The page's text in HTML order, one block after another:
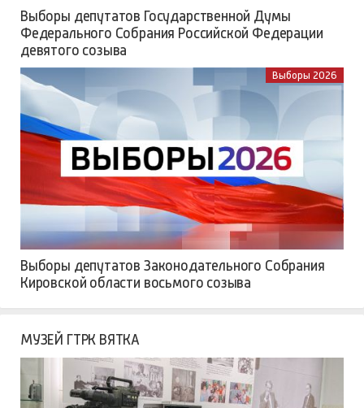
Выборы депутатов Государственной Думы
Федерального Собрания Российской Федерации
девятого созыва
Выборы 2026
Выборы депутатов Законодательного Собрания
Кировской области восьмого созыва
МУЗЕЙ ГТРК ВЯТКА